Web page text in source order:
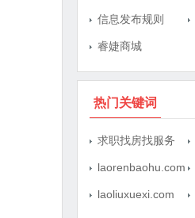
信息发布规则
睿婕商城
热门关键词
求职找房找服务
laorenbaohu.com
laoliuxuexi.com